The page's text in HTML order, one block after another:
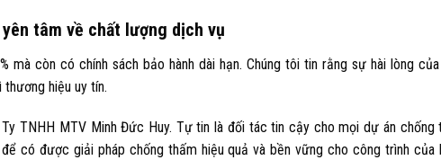
tâm về chất lượng dịch vụ
mà còn có chính sách bảo hành dài hạn. Chúng tôi tin rằng sự hài lòng
hiệu uy tín.
Ty TNHH MTV Minh Đức Huy. Tự tin là đối tác tin cậy cho mọi dự án chống
có được giải pháp chống thấm hiệu quả và bền vững cho công trình của